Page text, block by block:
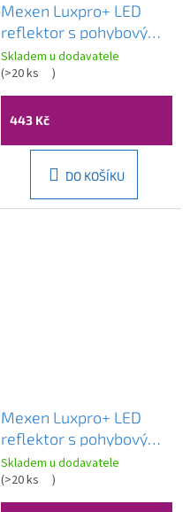
Mexen Luxpro+ LED
reflektor s pohybovým
senzorem, 70W,
studená - 6500K, 7700
lm, bílá - L236-070-65-
20
Skladem u dodavatele
(>20 ks )
443 Kč
DO KOŠÍKU
Mexen Luxpro+ LED
reflektor s pohybovým
senzorem, 70W,
neutrální - 4000K, 7700
lm, bílá - L236-070-40-
Skladem u dodavatele
(>20 ks )